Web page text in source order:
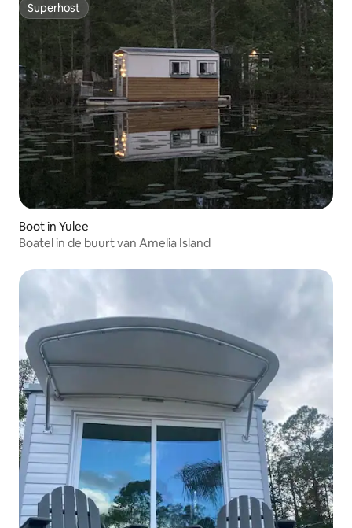
Superhost
Superhost
Boot in Yulee
Boatel in de buurt van Amelia Island